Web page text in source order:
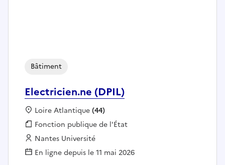
Electricien.ne (DPIL)
Bâtiment
Localisation :
Loire Atlantique(44)
Fonction publique :
Fonction publique de l'État
Employeur :
Nantes Université
En ligne depuis le 11 mai 2026